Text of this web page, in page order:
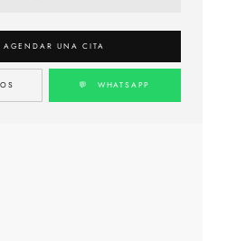
UNA CITA
💬 WHATSAPP